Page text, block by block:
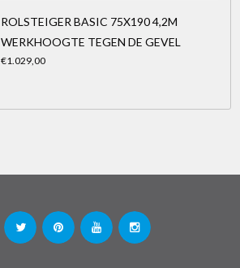
ROLSTEIGER BASIC 75X190 4,2M
WERKHOOGTE TEGEN DE GEVEL
€1.029,00